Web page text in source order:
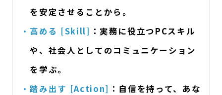
を安定させることから。
高める [Skill] ：実務に役立つPCスキル
や、社会人としてのコミュニケーション
を学ぶ。
踏み出す [Action] ：自信を持って、あな